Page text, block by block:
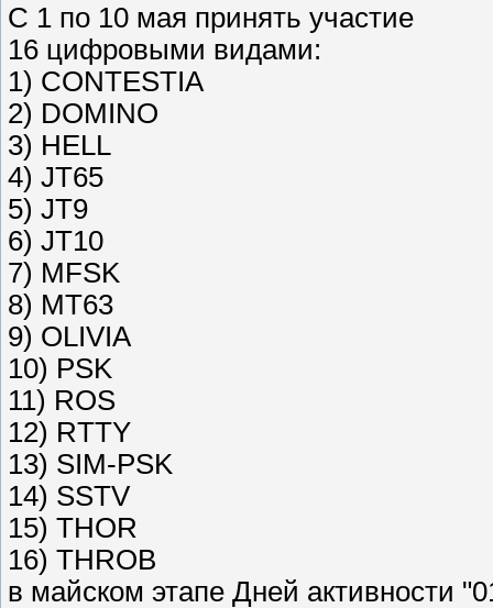
С 1 по 10 мая принять участие
16 цифровыми видами:
1) CONTESTIA
2) DOMINO
3) HELL
4) JT65
5) JT9
6) JT10
7) MFSK
8) MT63
9) OLIVIA
10) PSK
11) ROS
12) RTTY
13) SIM-PSK
14) SSTV
15) THOR
16) THROB
в майском этапе Дней активности